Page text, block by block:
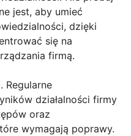
jest, aby umieć
dzięki
się na
firmą.
Regularne
działalności firmy
oraz
wymagają poprawy.